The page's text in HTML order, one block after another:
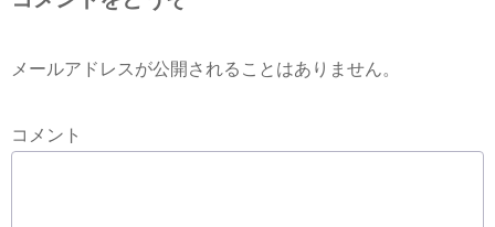
メールアドレスが公開されることはありません。
コメント